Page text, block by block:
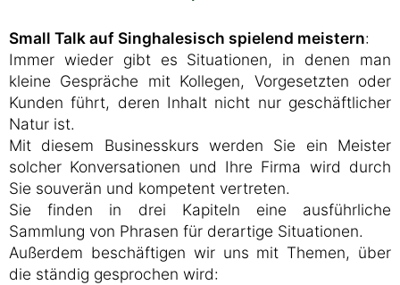
Small Talk auf Singhalesisch spielend meistern:
Immer wieder gibt es Situationen, in denen man
kleine Gespräche mit Kollegen, Vorgesetzten oder
Kunden führt, deren Inhalt nicht nur geschäftlicher
Natur ist.
Mit diesem Businesskurs werden Sie ein Meister
solcher Konversationen und Ihre Firma wird durch
Sie souverän und kompetent vertreten.
Sie finden in drei Kapiteln eine ausführliche
Sammlung von Phrasen für derartige Situationen.
Außerdem beschäftigen wir uns mit Themen, über
die ständig gesprochen wird: